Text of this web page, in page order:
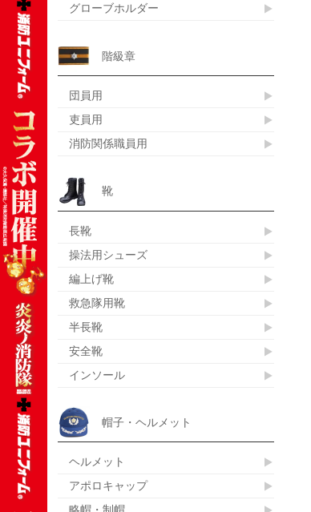
グローブホルダー
階級章
団員用
吏員用
消防関係職員用
靴
長靴
操法用シューズ
編上げ靴
救急隊用靴
半長靴
安全靴
インソール
帽子・ヘルメット
ヘルメット
アポロキャップ